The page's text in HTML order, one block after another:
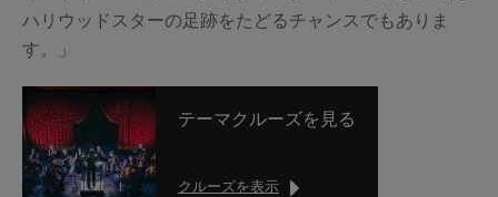
ハリウッドスターの足跡をたどるチャンスでもありま
す。」
テーマクルーズを見る
クルーズを表示